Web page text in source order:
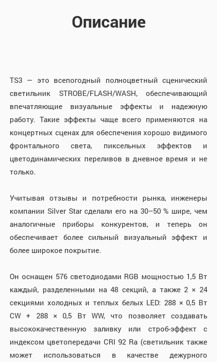
Описание
TS3 — это всепогодный полноцветный сценический
светильник STROBE/FLASH/WASH, обеспечивающий
впечатляющие визуальные эффекты и надежную
работу. Такие эффекты чаще всего применяются на
концертных сценах для обеспечения хорошо видимого
фронтального света, пиксельных эффектов и
цветодинамических переливов в дневное время и не
только.
Учитывая отзывы и потребности рынка, инженеры
компании Silver Star сделали его на 30–50 % шире, чем
аналогичные приборы конкурентов, и теперь он
обеспечивает более сильный визуальный эффект и
более широкое покрытие.
Он оснащен 576 светодиодами RGB мощностью 1,5 Вт
каждый, разделенными на 48 секций, а также 2 × 24
секциями холодных и теплых белых LED: 288 × 0,5 Вт
CW + 288 × 0,5 Вт WW, что позволяет создавать
высококачественную заливку или строб-эффект с
индексом цветопередачи CRI 92 Ra (светильник также
может использоваться в качестве дежурного